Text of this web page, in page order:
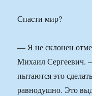
Спасти мир?
— Я не склонен
Михаил
пытаются это
равнодушно. Это